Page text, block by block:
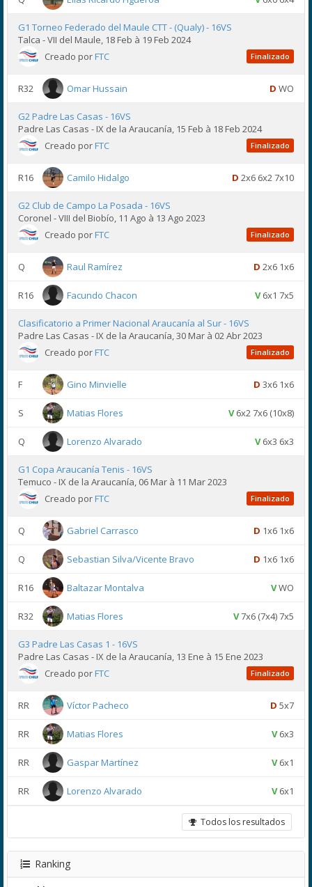
G1 Torneo Federado del Maule CTT - (Qualy) - 16VS
Talca - VII del Maule, 18 Feb à 19 Feb 2024
Creado porFTC Finalizado
R32 Omar Hussain D WO
G2 Padre Las Casas - 16VS
Padre Las Casas - IX de la Araucanía, 15 Feb à 18 Feb 2024
Creado porFTC Finalizado
R16 Camilo Hidalgo D 2x6 6x2 7x10
G2 Club de Campo La Posada - 16VS
Coronel - VIII del Biobío, 11 Ago à 13 Ago 2023
Creado porFTC Finalizado
Q Raul Ramírez D 2x6 1x6
R16 Facundo Chacon V6x1 7x5
Clasificatorio a Primer Nacional Araucanía al Sur - 16VS
Padre Las Casas - IX de la Araucanía, 30 Mar à 02 Abr 2023
Creado porFTC Finalizado
F Gino Minvielle D 3x6 1x6
S Matias Flores V6x2 7x6 (10x8)
Q Lorenzo Alvarado V6x3 6x3
G1 Copa Araucanía Tenis - 16VS
Temuco - IX de la Araucanía, 06 Mar à 11 Mar 2023
Creado porFTC Finalizado
Q Gabriel Carrasco D 1x6 1x6
Q Sebastian Silva/Vicente Bravo D 1x6 1x6
R16 Baltazar Montalva VWO
R32 Matias Flores V7x6 (7x4) 7x5
G3 Padre Las Casas 1 - 16VS
Padre Las Casas - IX de la Araucanía, 13 Ene à 15 Ene 2023
Creado porFTC Finalizado
RR Víctor Pacheco D 5x7
RR Matias Flores V6x3
RR Gaspar Martínez V6x1
RR Lorenzo Alvarado V6x1
Todos los resultados
Ranking